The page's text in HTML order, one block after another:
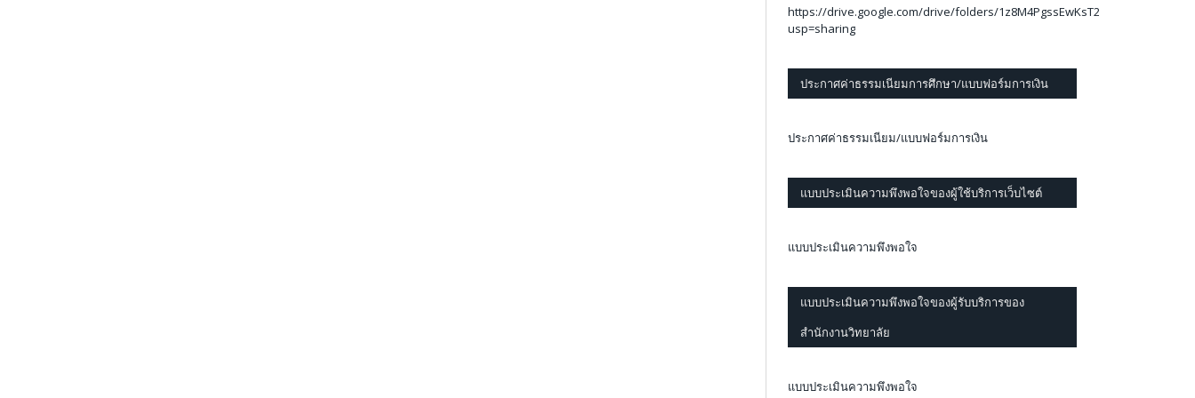
https://drive.google.com/drive/folders/
usp=sharing
ประกาศค่าธรรมเนียมการศึกษา/แบบฟอร์มการเงิน
ประกาศค่าธรรมเนียม/แบบฟอร์มการเงิน
แบบประเมินความพึงพอใจของผู้ใช้บริการเว็บไซต์
แบบประเมินความพึงพอใจ
แบบประเมินความพึงพอใจของผู้รับบริการของ
สำนักงานวิทยาลัย
แบบประเมินความพึงพอใจ